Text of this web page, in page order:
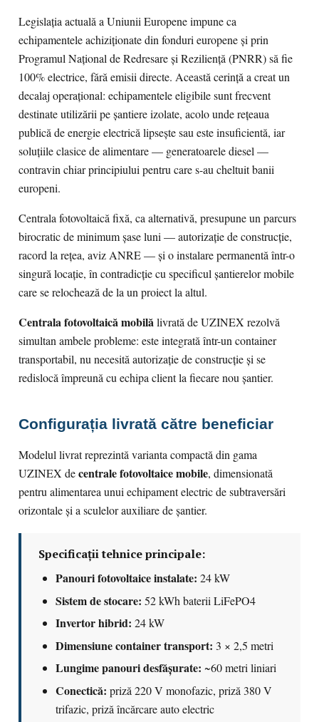
Legislația actuală a Uniunii Europene impune ca
echipamentele achiziționate din fonduri europene și prin
Programul Național de Redresare și Reziliență (PNRR) să fie
100% electrice, fără emisii directe. Această cerință a creat un
decalaj operațional: echipamentele eligibile sunt frecvent
destinate utilizării pe șantiere izolate, acolo unde rețeaua
publică de energie electrică lipsește sau este insuficientă, iar
soluțiile clasice de alimentare — generatoarele diesel —
contravin chiar principiului pentru care s-au cheltuit banii
europeni.
Centrala fotovoltaică fixă, ca alternativă, presupune un parcurs
birocratic de minimum șase luni — autorizație de construcție,
racord la rețea, aviz ANRE — și o instalare permanentă într-o
singură locație, în contradicție cu specificul șantierelor mobile
care se relochează de la un proiect la altul.
Centrala fotovoltaică mobilălivrată de UZINEX rezolvă
simultan ambele probleme: este integrată într-un container
transportabil, nu necesită autorizație de construcție și se
redislocă împreună cu echipa client la fiecare nou șantier.
Configurația livrată către beneficiar
Modelul livrat reprezintă varianta compactă din gama
UZINEX decentrale fotovoltaice mobile, dimensionată
pentru alimentarea unui echipament electric de subtraversări
orizontale și a sculelor auxiliare de șantier.
Specificații tehnice principale:
Panouri fotovoltaice instalate: 24 kW
Sistem de stocare: 52 kWh baterii LiFePO4
Invertor hibrid: 24 kW
Dimensiune container transport: 3 × 2,5 metri
Lungime panouri desfășurate: ~60 metri liniari
Conectică: priză 220 V monofazic, priză 380 V
trifazic, priză încărcare auto electric